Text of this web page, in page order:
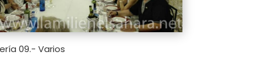
09.- Varios